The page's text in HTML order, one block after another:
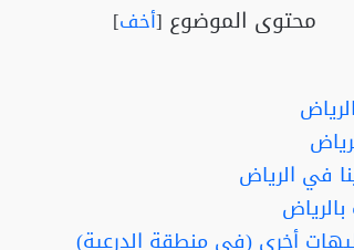
محتوى الموضوع [أخف]
في الرياض
أخرى (في منطقة الدرعية)